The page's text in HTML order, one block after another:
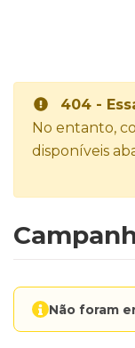
404 -
No entanto,
disponíveis
Não foram